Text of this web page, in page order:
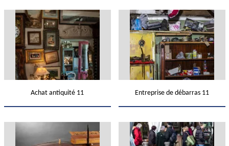
Achat antiquité 11 Entreprise de débarras 11